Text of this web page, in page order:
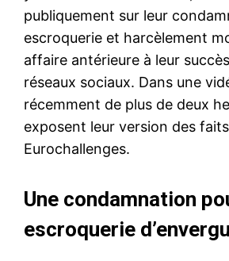
publiquement sur leur
escroquerie et harcèlement
affaire antérieure à leur
réseaux sociaux. Dans une
récemment de plus de deux
exposent leur version des faits
Eurochallenges.
Une condamnation
escroquerie